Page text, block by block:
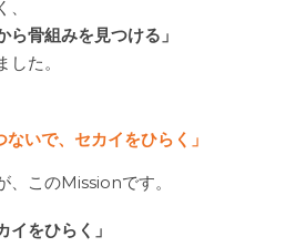
ら骨組みを見つける」
た。
いで、セカイをひらく」
、このMissionです。
イをひらく」